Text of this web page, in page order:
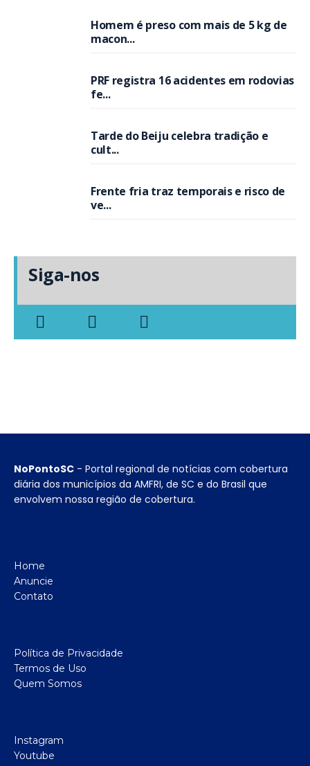
Homem é preso com mais de 5 kg de
macon...
PRF registra 16 acidentes em rodovias
fe...
Tarde do Beiju celebra tradição e
cult...
Frente fria traz temporais e risco de
ve...
Siga-nos
NoPontoSC - Portal regional de notícias com cobertura
diária dos municípios da AMFRI, de SC e do Brasil que
envolvem nossa região de cobertura.
Home
Anuncie
Contato
Política de Privacidade
Termos de Uso
Quem Somos
Instagram
Youtube